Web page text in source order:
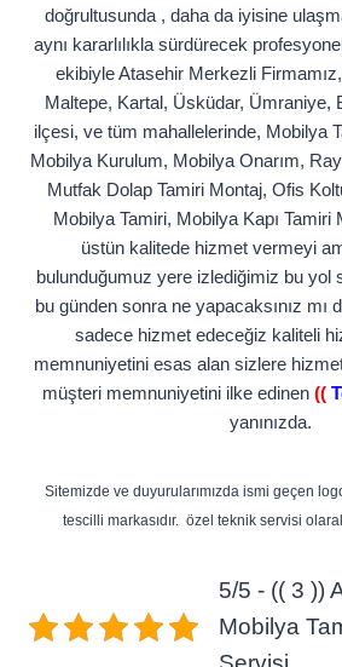
doğrultusunda , daha da iyisine
aynı kararlılıkla sürdürecek
ekibiyle Atasehir Merkezli
Maltepe, Kartal, Üsküdar, Ümraniye,
ilçesi, ve tüm mahallelerinde, Mobilya
Mobilya Kurulum, Mobilya Onarım,
Mutfak Dolap Tamiri Montaj, Ofis
Mobilya Tamiri, Mobilya Kapı Tamiri
üstün kalitede hizmet vermeyi
bulunduğumuz yere izlediğimiz bu yol
bu günden sonra ne yapacaksınız mı
sadece hizmet edeceğiz kaliteli
memnuniyetini esas alan sizlere
müşteri memnuniyetini ilke edinen ((
yanınızda.
Sitemizde ve duyurularımızda ismi geçen
tescilli markasıdır. özel teknik servisi
5/5 - (( 3 ))
Mobilya